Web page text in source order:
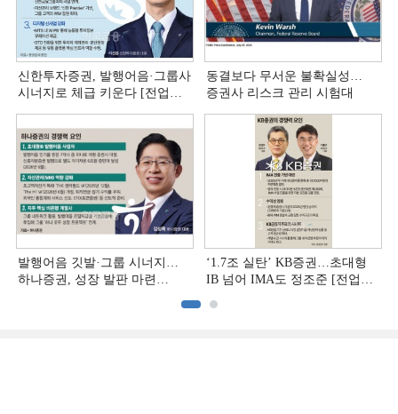
신한투자증권, 발행어음·그룹사
시너지로 체급 키운다 [전업계
동결보다 무서운 불확실성…
증권사 리스크 관리 시험대
발행어음 깃발·그룹 시너지…
하나증권, 성장 발판 마련
‘1.7조 실탄’ KB증권…초대형
IB 넘어 IMA도 정조준 [전업계